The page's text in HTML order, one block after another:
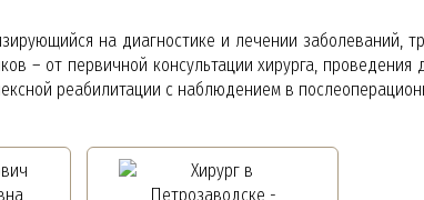
на диагностике и лечении заболеваний,
– от первичной консультации хирурга,
реабилитации с наблюдением в